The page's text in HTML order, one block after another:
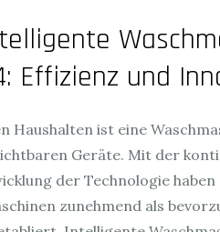
Effizienz und
Haushalten ist eine
Geräte. Mit der
der Technologie
zunehmend als